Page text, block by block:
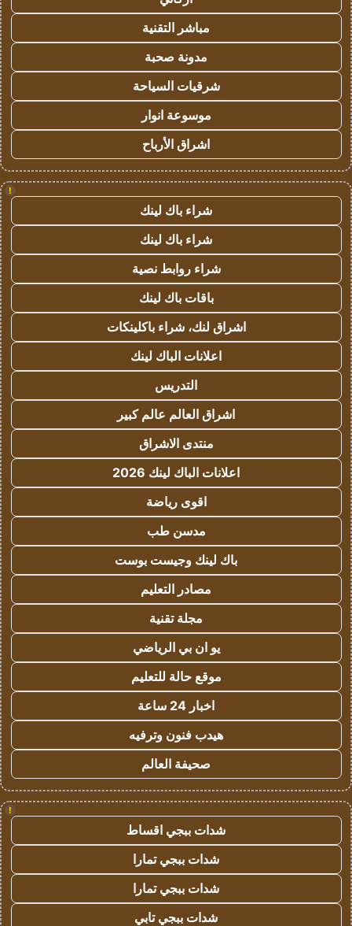
مباشر التقنية
مدونة صحبة
شرقيات السياحة
موسوعة انوار
اشراق الأرباح
!
شراء باك لينك
شراء باك لينك
شراء روابط نصية
باقات باك لينك
اشراق لنك، شراء باكلينكات
اعلانات الباك لينك
التدريس
اشراق العالم عالم كبير
منتدى الاشراق
اعلانات الباك لينك 2026
اقوى رياضة
مدسن طب
باك لينك وجيست بوست
مصادر التعليم
مجلة تقنية
يو ان بي الرياضي
موقع حالة للتعليم
اخبار 24 ساعة
هيدب فنون وترفيه
صحيفة العالم
!
شدات ببجي اقساط
شدات ببجي تمارا
شدات ببجي تمارا
شدات ببجي تابي